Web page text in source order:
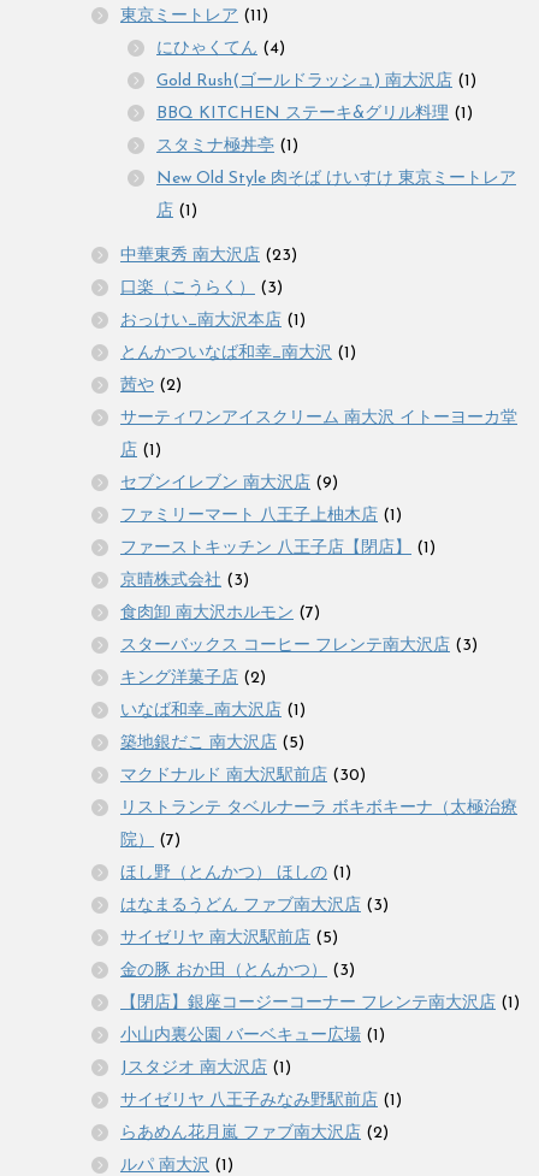
東京ミートレア (11)
にひゃくてん (4)
Gold Rush(ゴールドラッシュ) 南大沢店 (1)
BBQ KITCHEN ステーキ&グリル料理 (1)
スタミナ極丼亭 (1)
New Old Style 肉そば けいすけ 東京ミートレア
店 (1)
中華東秀 南大沢店 (23)
口楽（こうらく）
(3)
おっけい_南大沢本店 (1)
とんかついなば和幸_南大沢 (1)
茜や (2)
サーティワンアイスクリーム 南大沢 イトーヨーカ堂
店 (1)
セブンイレブン 南大沢店 (9)
ファミリーマート 八王子上柚木店 (1)
ファーストキッチン 八王子店【閉店】
(1)
京晴株式会社 (3)
食肉卸 南大沢ホルモン (7)
スターバックス コーヒー フレンテ南大沢店 (3)
キング洋菓子店 (2)
いなば和幸_南大沢店 (1)
築地銀だこ 南大沢店 (5)
マクドナルド 南大沢駅前店 (30)
リストランテ タベルナーラ ボキボキーナ（太極治療
院）
(7)
ほし野（とんかつ） ほしの (1)
はなまるうどん ファブ南大沢店 (3)
サイゼリヤ 南大沢駅前店 (5)
金の豚 おか田（とんかつ）
(3)
【閉店】銀座コージーコーナー フレンテ南大沢店 (1)
小山内裏公園 バーベキュー広場 (1)
Jスタジオ 南大沢店 (1)
サイゼリヤ 八王子みなみ野駅前店 (1)
らあめん花月嵐 ファブ南大沢店 (2)
ルパ 南大沢 (1)